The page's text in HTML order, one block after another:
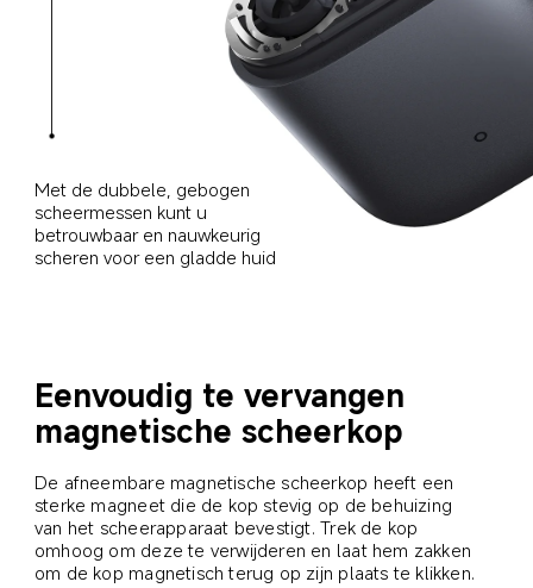
Met de dubbele, gebogen
scheermessen kunt u
betrouwbaar en nauwkeurig
scheren voor een gladde huid
Eenvoudig te vervangen
magnetische scheerkop
De afneembare magnetische scheerkop heeft een
sterke magneet die de kop stevig op de behuizing
van het scheerapparaat bevestigt. Trek de kop
omhoog om deze te verwijderen en laat hem zakken
om de kop magnetisch terug op zijn plaats te klikken.